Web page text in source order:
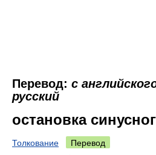
Перевод: с
русский
остановка
Толкование Перевод